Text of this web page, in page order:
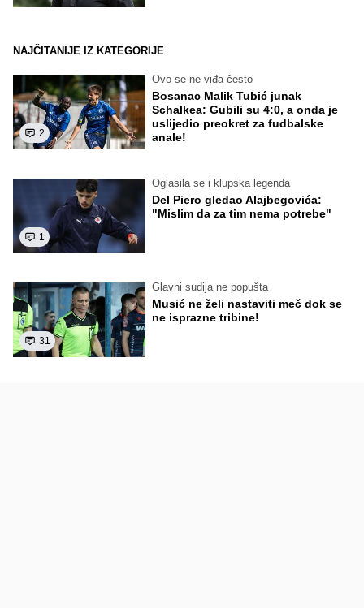
NAJČITANIJE IZ KATEGORIJE
2
Ovo se ne viđa često
Bosanac Malik Tubić junak
Schalkea: Gubili su 4:0, a onda je
uslijedio preokret za fudbalske
anale!
1
Oglasila se i klupska legenda
Del Piero gledao Alajbegovića:
"Mislim da za tim nema potrebe"
31
Glavni sudija ne popušta
Musić ne želi nastaviti meč dok se
ne isprazne tribine!